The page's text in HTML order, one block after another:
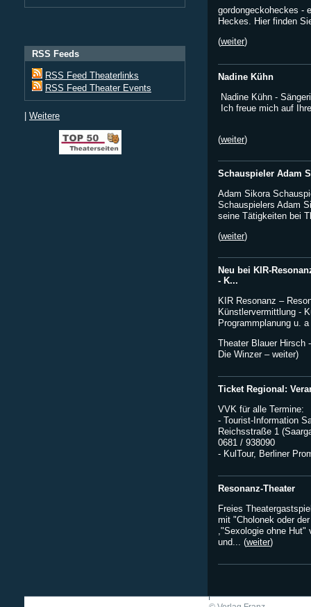
RSS Feeds
RSS Feed Theaterlinks
RSS Feed Theater Events
| Weitere
gordongeckoheckes -
Heckes. Hier finden
(weiter)
Nadine Kühn
Nadine Kühn -
Ich freue mich auf
(weiter)
Schauspieler Adam
Adam Sikora
Schauspielers Adam
seine Tätigkeiten bei
(weiter)
Neu bei KIR-
- K...
KIR Resonanz –
Künstlervermittlung -
Programmplanung u.
Theater Blauer Hirsch
Die Winzer – weiter)
Ticket Regional:
VVK für alle Termine:
- Tourist-Information
Reichsstraße 1
0681 / 938090
- KulTour, Berliner
Resonanz-Theater
Freies
mit "Cholonek oder
,"Sexologie ohne
und... (weiter)